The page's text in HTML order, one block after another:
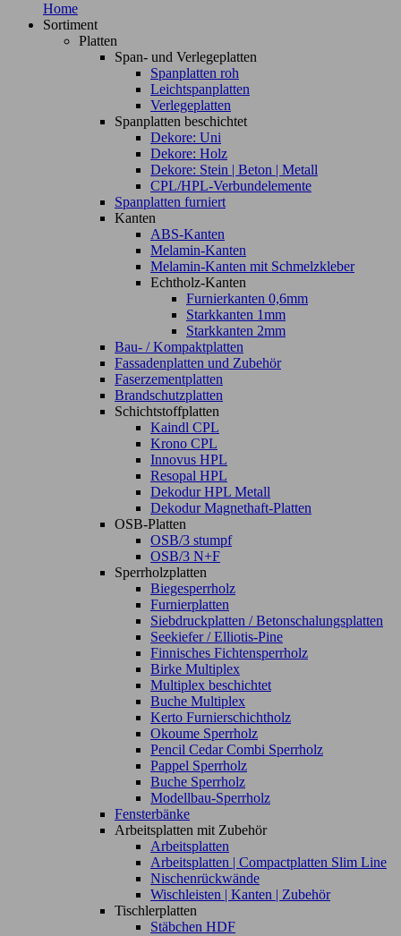
Home
Sortiment
Platten
Span- und Verlegeplatten
Spanplatten roh
Leichtspanplatten
Verlegeplatten
Spanplatten beschichtet
Dekore: Uni
Dekore: Holz
Dekore: Stein | Beton | Metall
CPL/HPL-Verbundelemente
Spanplatten furniert
Kanten
ABS-Kanten
Melamin-Kanten
Melamin-Kanten mit Schmelzkleber
Echtholz-Kanten
Furnierkanten 0,6mm
Starkkanten 1mm
Starkkanten 2mm
Bau- / Kompaktplatten
Fassadenplatten und Zubehör
Faserzementplatten
Brandschutzplatten
Schichtstoffplatten
Kaindl CPL
Krono CPL
Innovus HPL
Resopal HPL
Dekodur HPL Metall
Dekodur Magnethaft-Platten
OSB-Platten
OSB/3 stumpf
OSB/3 N+F
Sperrholzplatten
Biegesperrholz
Furnierplatten
Siebdruckplatten / Betonschalungsplatten
Seekiefer / Elliotis-Pine
Finnisches Fichtensperrholz
Birke Multiplex
Multiplex beschichtet
Buche Multiplex
Kerto Furnierschichtholz
Okoume Sperrholz
Pencil Cedar Combi Sperrholz
Pappel Sperrholz
Buche Sperrholz
Modellbau-Sperrholz
Fensterbänke
Arbeitsplatten mit Zubehör
Arbeitsplatten
Arbeitsplatten | Compactplatten Slim Line
Nischenrückwände
Wischleisten | Kanten | Zubehör
Tischlerplatten
Stäbchen HDF